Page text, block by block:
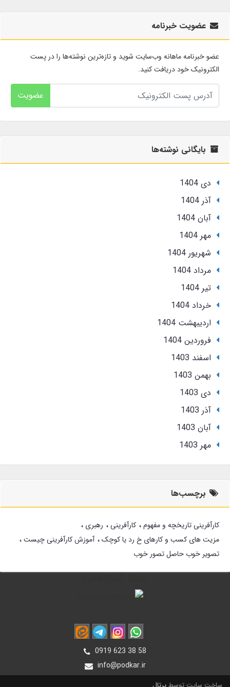
عضویت خبرنامه
عضو خبرنامه ماهانه وب‌سایت شوید و تازه‌ترین نوشته‌ها را در پست
الکترونیک خود دریافت کنید.
عضویت
بایگانی نوشته‌ها
دی 1404
آذر 1404
آبان 1404
مهر 1404
شهریور 1404
مرداد 1404
تير 1404
خرداد 1404
ارديبهشت 1404
فروردین 1404
اسفند 1403
بهمن 1403
دی 1403
آذر 1403
آبان 1403
مهر 1403
برچسب‌ها
کارآفرینی تاریخچه و مفهوم کارآفرینی رهبری
مزیت های کسب و کارهای خ رد یا کوچک آموزش کارآفرینی چیست
تصویر خوب حاصل تصور خوب
نماد ثبت ملی
0919 623 38 58
info@podkar.ir